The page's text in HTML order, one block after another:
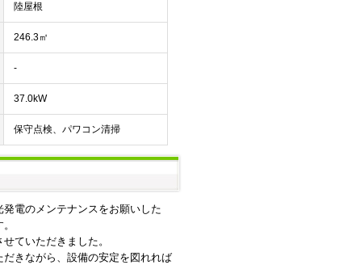
陸屋根
246.3㎡
-
37.0kW
保守点検、パワコン清掃
電のメンテナンスをお願いした
ていただきました。
きながら、設備の安定を図れれば